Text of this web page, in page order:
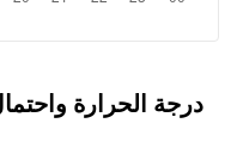
درجة الحرارة